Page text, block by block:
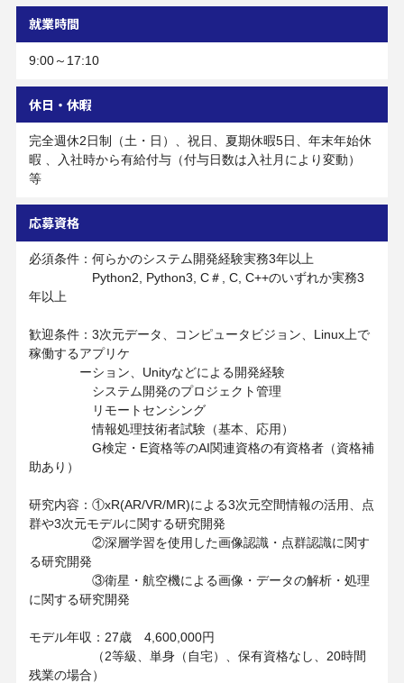
就業時間
9:00～17:10
休日・休暇
完全週休2日制（土・日）、祝日、夏期休暇5日、年末年始休
暇 、入社時から有給付与（付与日数は入社月により変動）
等
応募資格
必須条件：何らかのシステム開発経験実務3年以上
Python2, Python3, C＃, C, C++のいずれか実務3
年以上
歓迎条件：3次元データ、コンピュータビジョン、Linux上で
稼働するアプリケ
ーション、Unityなどによる開発経験
システム開発のプロジェクト管理
リモートセンシング
情報処理技術者試験（基本、応用）
G検定・E資格等のAI関連資格の有資格者（資格補
助あり）
研究内容：①xR(AR/VR/MR)による3次元空間情報の活用、点
群や3次元モデルに関する研究開発
②深層学習を使用した画像認識・点群認識に関す
る研究開発
③衛星・航空機による画像・データの解析・処理
に関する研究開発
モデル年収：27歳 4,600,000円
（2等級、単身（自宅）、保有資格なし、20時間
残業の場合）